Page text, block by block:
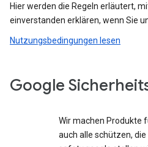
Hier werden die Regeln erläutert,
einverstanden erklären, wenn Sie
Nutzungsbedingungen lesen
Google
Wir machen Produkte
auch alle schützen,